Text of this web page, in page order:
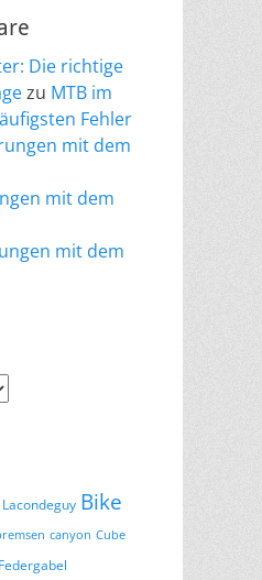
Die richtige
zu MTB im
Fehler
mit dem
mit dem
mit dem
Bike
canyon Cube
Federgabel